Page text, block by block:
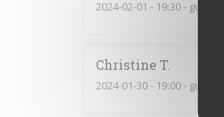
2024-02-01 - 19:30 - guests 4
Christine T
2024-01-30- 19:00 - guests 4